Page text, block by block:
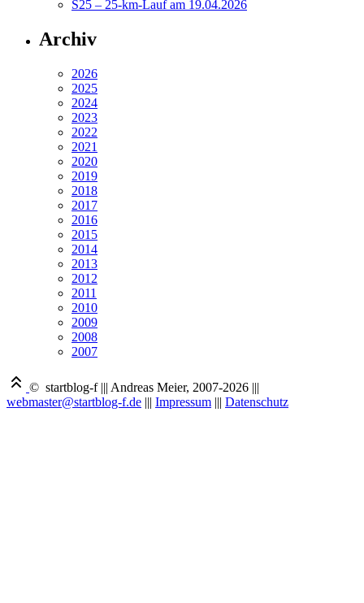
S25 – 25-km-Lauf am 19.04.2026
Archiv
2026
2025
2024
2023
2022
2021
2020
2019
2018
2017
2016
2015
2014
2013
2012
2011
2010
2009
2008
2007
© startblog-f ||| Andreas Meier, 2007-2026 |||
webmaster@startblog-f.de ||| Impressum ||| Datenschutz